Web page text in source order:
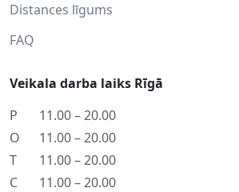
Distances līgums
FAQ
Veikala darba laiks Rīgā
P
11.00 – 20.00
O
11.00 – 20.00
T
11.00 – 20.00
C
11.00 – 20.00